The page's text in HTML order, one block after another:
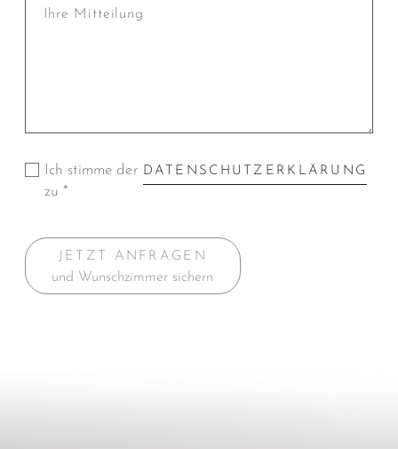
Ich stimme der DATENSCHUTZERKLÄRUNG
zu *
JETZT ANFRAGEN
und Wunschzimmer sichern